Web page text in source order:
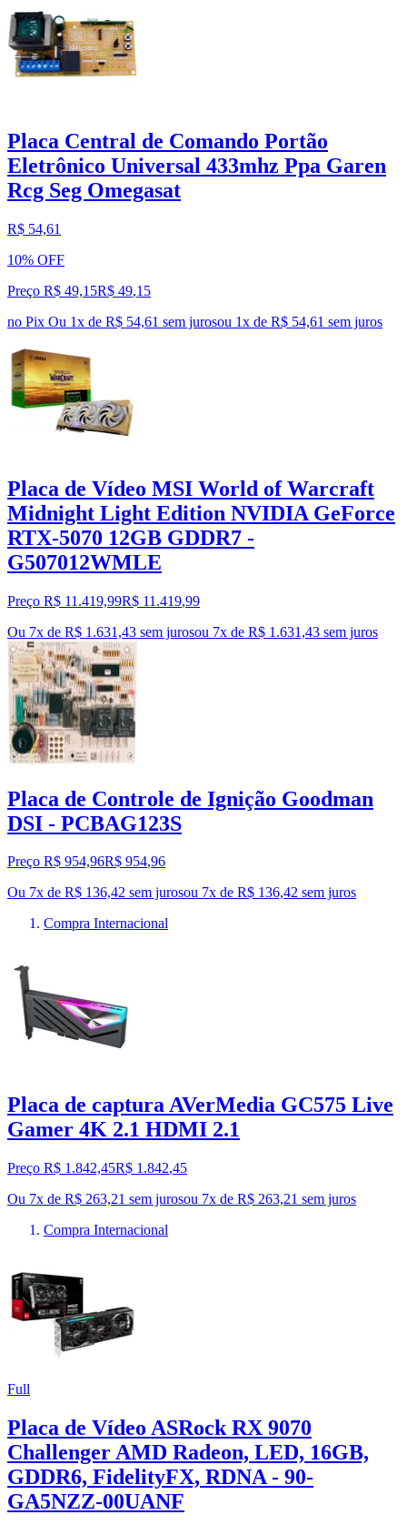
Placa Central de Comando Portão
Eletrônico Universal 433mhz Ppa Garen
Rcg Seg Omegasat
R$ 54,61
10% OFF
Preço R$ 49,15R$ 49,15
no Pix Ou 1x de R$ 54,61 sem jurosou 1x de R$ 54,61 sem juros
Placa de Vídeo MSI World of Warcraft
Midnight Light Edition NVIDIA GeForce
RTX-5070 12GB GDDR7 -
G507012WMLE
Preço R$ 11.419,99R$ 11.419,99
Ou 7x de R$ 1.631,43 sem jurosou 7x de R$ 1.631,43 sem juros
Placa de Controle de Ignição Goodman
DSI - PCBAG123S
Preço R$ 954,96R$ 954,96
Ou 7x de R$ 136,42 sem jurosou 7x de R$ 136,42 sem juros
Compra Internacional
Placa de captura AVerMedia GC575 Live
Gamer 4K 2.1 HDMI 2.1
Preço R$ 1.842,45R$ 1.842,45
Ou 7x de R$ 263,21 sem jurosou 7x de R$ 263,21 sem juros
Compra Internacional
Full
Placa de Vídeo ASRock RX 9070
Challenger AMD Radeon, LED, 16GB,
GDDR6, FidelityFX, RDNA - 90-
GA5NZZ-00UANF